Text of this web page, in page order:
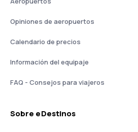
Opiniones de aeropuertos
Calendario de precios
Información del equipaje
FAQ - Consejos para viajeros
Sobre eDestinos